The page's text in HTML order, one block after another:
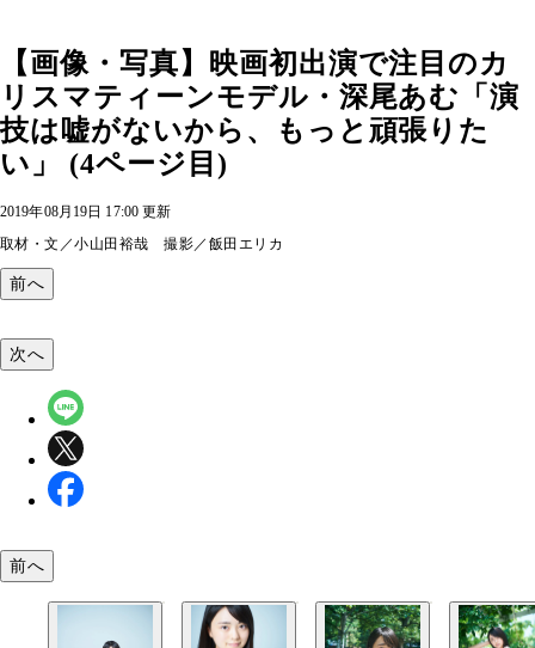
【画像・写真】映画初出演で注目のカ
リスマティーンモデル・深尾あむ「演
技は嘘がないから、もっと頑張りた
い」 (4ページ目)
2019年08月19日 17:00 更新
取材・文／小山田裕哉 撮影／飯田エリカ
前へ
次へ
前へ